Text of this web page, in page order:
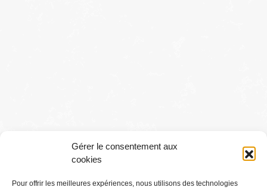
Gérer le consentement aux
cookies
Pour offrir les meilleures expériences, nous utilisons des technologies